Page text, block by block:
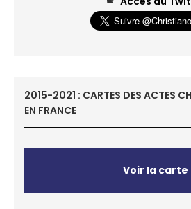
2015-2021 : CARTES DES ACTES
EN FRANCE
Voir la carte